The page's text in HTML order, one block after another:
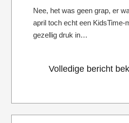
Nee, het was geen grap, er
april toch echt een KidsTime-
gezellig druk in…
Volledige bericht